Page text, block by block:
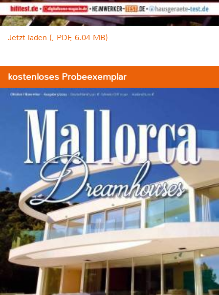
Jetzt laden (, PDF, 6.04 MB)
kostenloses Probeexemplar